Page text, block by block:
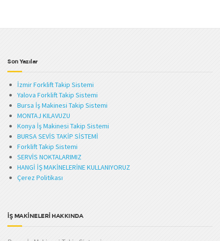
Son Yazılar
İzmir Forklift Takip Sistemi
Yalova Forklift Takip Sistemi
Bursa İş Makinesi Takip Sistemi
MONTAJ KILAVUZU
Konya İş Makinesi Takip Sistemi
BURSA SEVİS TAKİP SİSTEMİ
Forklift Takip Sistemi
SERVİS NOKTALARIMIZ
HANGİ İŞ MAKİNELERİNE KULLANIYORUZ
Çerez Politikası
İŞ MAKİNELERİ HAKKINDA